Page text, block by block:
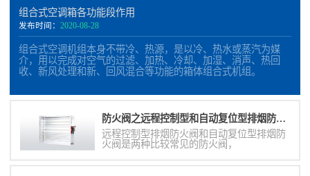
组合式空调箱各功能段作用
发布时间： 2020-08-28
组合式空调机组本身不带冷、热源，是以冷、热水或蒸汽为媒
介，用以完成对空气的过滤、加热、冷却、加湿、消声、热回
收、新风处理和新、回风混合等功能的箱体组合式机组。
防火阀之远程控制型和自动复位型排烟防火阀的区别
远程控制型排烟防火阀和自动复位型排烟防
火阀是两种比较常见的防火阀，